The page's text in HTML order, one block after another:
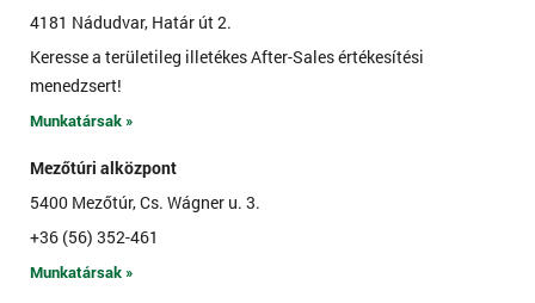
4181 Nádudvar, Határ út 2.
Keresse a területileg illetékes After-Sales értékesítési
menedzsert!
Munkatársak »
Mezőtúri alközpont
5400 Mezőtúr, Cs. Wágner u. 3.
+36 (56) 352-461
Munkatársak »